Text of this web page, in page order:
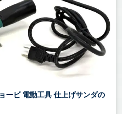
ービ 電動工具 仕上げサンダの